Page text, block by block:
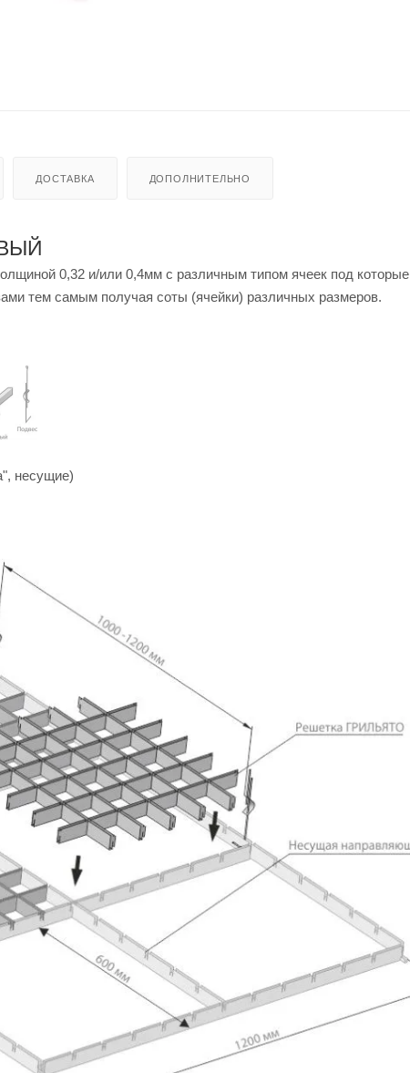
ДОСТАВКА ДОПОЛНИТЕЛЬНО
0,32 и/или 0,4мм с различным типом ячеек под которые
тем самым получая соты (ячейки) различных размеров.
несущие)